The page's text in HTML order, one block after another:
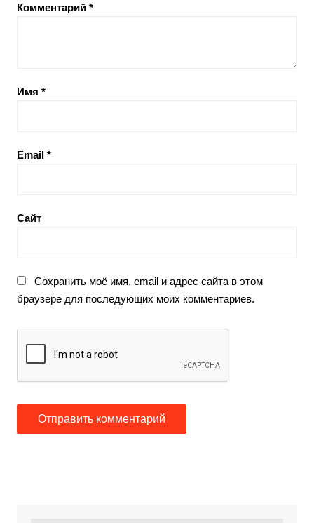
Комментарий *
Имя *
Email *
Сайт
Сохранить моё имя, email и адрес сайта в этом
браузере для последующих моих комментариев.